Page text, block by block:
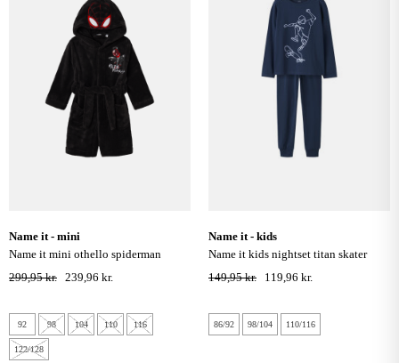
name it - mini
name it mini othello spiderman
badekåbe - sort
299,95 kr. 239,96 kr.
92 98 104 110 116
122/128
name it - kids
name it kids nightset titan skater
natsæt - titan
149,95 kr. 119,96 kr.
86/92 98/104 110/116